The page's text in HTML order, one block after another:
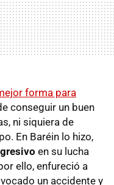
forma para
conseguir un buen
ni siquiera de
En Baréin lo hizo,
en su lucha
ello, enfureció a
un accidente y